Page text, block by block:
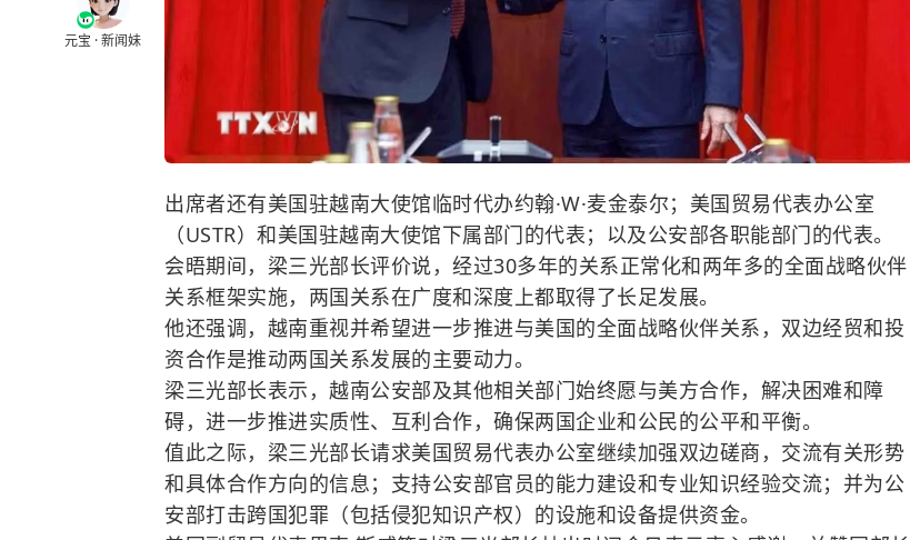
元宝 · 新闻妹
出席者还有美国驻越南大使馆临时代办约翰·W·麦金泰尔；美国贸易代表办公室
（USTR）和美国驻越南大使馆下属部门的代表；以及公安部各职能部门的代表。
会晤期间，梁三光部长评价说，经过30多年的关系正常化和两年多的全面战略伙伴
关系框架实施，两国关系在广度和深度上都取得了长足发展。
他还强调，越南重视并希望进一步推进与美国的全面战略伙伴关系，双边经贸和投
资合作是推动两国关系发展的主要动力。
梁三光部长表示，越南公安部及其他相关部门始终愿与美方合作，解决困难和障
碍，进一步推进实质性、互利合作，确保两国企业和公民的公平和平衡。
值此之际，梁三光部长请求美国贸易代表办公室继续加强双边磋商，交流有关形势
和具体合作方向的信息；支持公安部官员的能力建设和专业知识经验交流；并为公
安部打击跨国犯罪（包括侵犯知识产权）的设施和设备提供资金。